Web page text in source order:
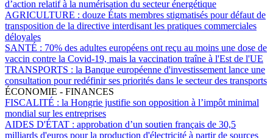
d’action relatif à la numérisation du secteur énergétique
AGRICULTURE : douze États membres stigmatisés pour défaut de
transposition de la directive interdisant les pratiques commerciales
déloyales
SANTÉ : 70% des adultes européens ont reçu au moins une dose de
vaccin contre la Covid-19, mais la vaccination traîne à l'Est de l'UE
TRANSPORTS : la Banque européenne d'investissement lance une
consultation pour redéfinir ses priorités dans le secteur des transports
ÉCONOMIE - FINANCES
FISCALITÉ : la Hongrie justifie son opposition à l’impôt minimal
mondial sur les entreprises
AIDES D'ÉTAT : approbation d’un soutien français de 30,5
milliards d'euros pour la production d'électricité à partir de sources